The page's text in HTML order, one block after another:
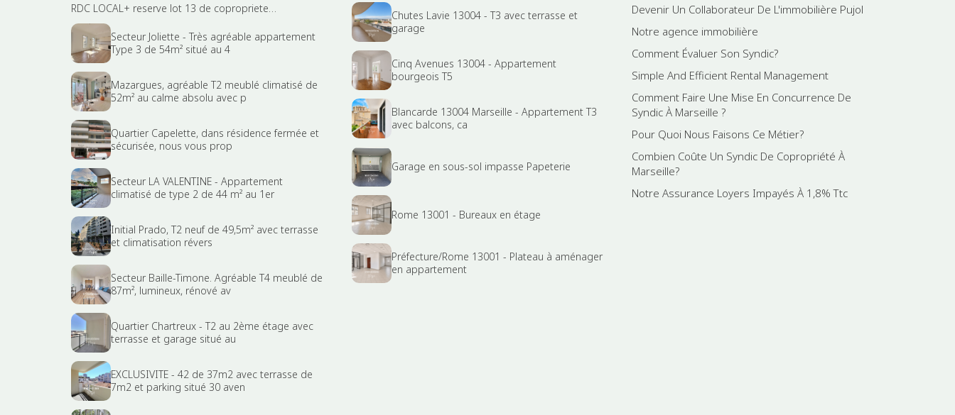
RDC LOCAL+ reserve lot 13 de copropriete…
Secteur Joliette - Très agréable appartement
Type 3 de 54m² situé au 4
Mazargues, agréable T2 meublé climatisé de
52m² au calme absolu avec p
Quartier Capelette, dans résidence fermée et
sécurisée, nous vous prop
Secteur LA VALENTINE - Appartement
climatisé de type 2 de 44 m² au 1er
Initial Prado, T2 neuf de 49,5m² avec terrasse
et climatisation révers
Secteur Baille-Timone. Agréable T4 meublé de
87m², lumineux, rénové av
Quartier Chartreux - T2 au 2ème étage avec
terrasse et garage situé au
EXCLUSIVITE - 42 de 37m2 avec terrasse de
7m2 et parking situé 30 aven
Chutes Lavie 13004 - T3 avec terrasse et
garage
Cinq Avenues 13004 - Appartement
bourgeois T5
Blancarde 13004 Marseille - Appartement T3
avec balcons, ca
Garage en sous-sol impasse Papeterie
Rome 13001 - Bureaux en étage
Préfecture/Rome 13001 - Plateau à aménager
en appartement
Devenir Un Collaborateur De L'immobilière Pujol
Notre agence immobilière
Comment Évaluer Son Syndic?
Simple And Efficient Rental Management
Comment Faire Une Mise En Concurrence De
Syndic À Marseille ?
Pour Quoi Nous Faisons Ce Métier?
Combien Coûte Un Syndic De Copropriété À
Marseille?
Notre Assurance Loyers Impayés À 1,8% Ttc